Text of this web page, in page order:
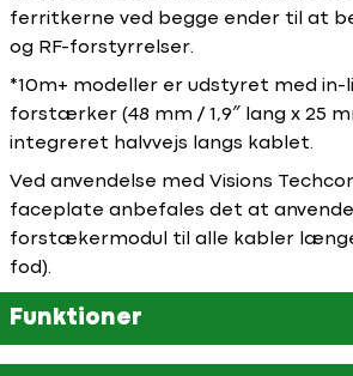
ferritkerne ved begge ender til at
og RF-forstyrrelser.
*10m+ modeller er udstyret med in-
forstærker (48 mm / 1,9″ lang x 25
integreret halvvejs langs kablet.
Ved anvendelse med Visions
faceplate anbefales det at anvende
forstækermodul til alle kabler
fod).
Funktioner